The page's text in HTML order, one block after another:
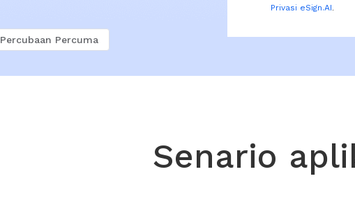
Percubaan Percuma
Privasi eSign.AI.
Senario